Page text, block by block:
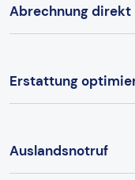
Abrechnung direkt
Erstattung
Auslandsnotruf